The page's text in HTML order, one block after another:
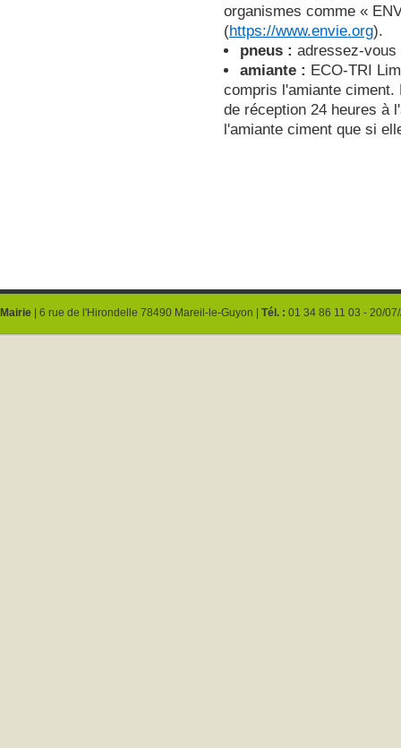
organismes comme «
(https://www.envie.org).
pneus : adressez-
amiante : ECO-TRI
compris l'amiante
de réception 24 heures à
l'amiante ciment que si
Mairie | 6 rue de l'Hirondelle 78490 Mareil-le-Guyon | Tél. : 01 34 86 11 03 - 20/